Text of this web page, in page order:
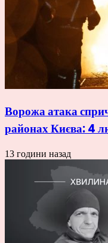
Ворожа атака
районах Києва: 4
13 години назад